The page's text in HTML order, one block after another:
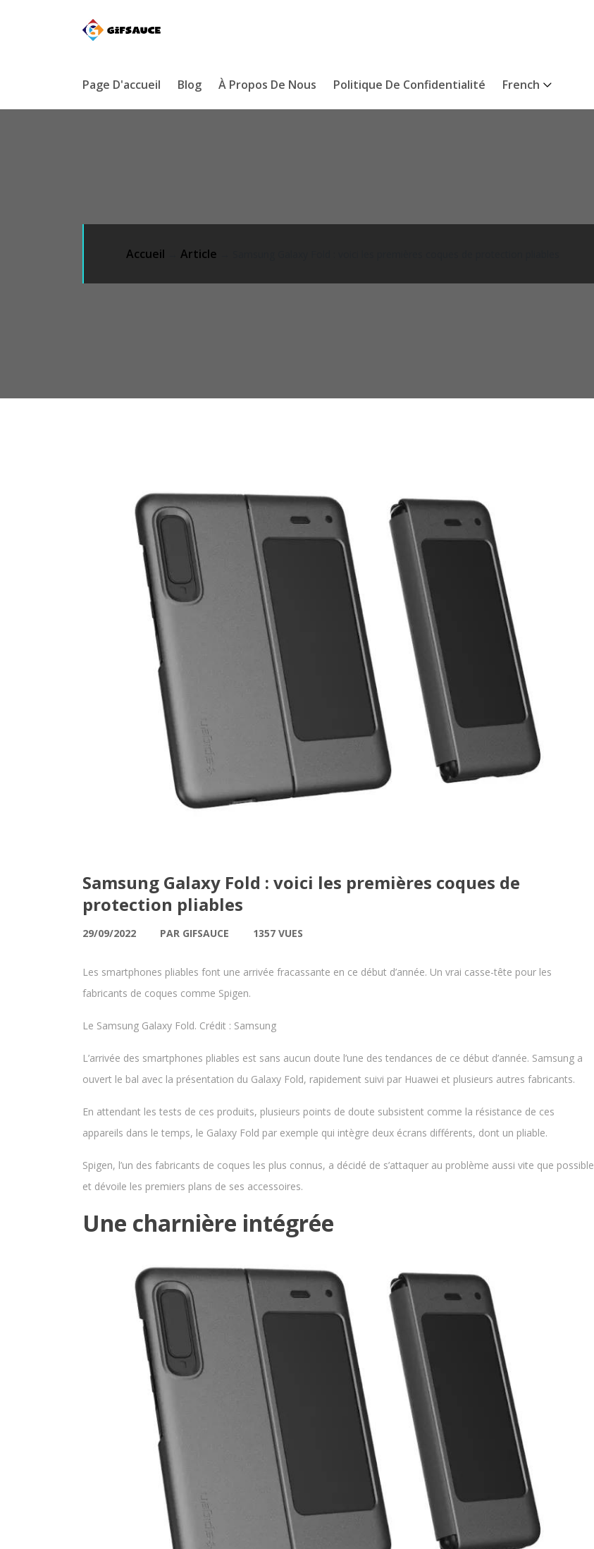
Page D'accueil Blog À Propos De Nous Politique De Confidentialité French
Accueil Article
Samsung Galaxy Fold : voici les premières coques de
protection pliables
29/09/2022 PAR GIFSAUCE 1357 VUES
Les smartphones pliables font une arrivée fracassante en ce début d’année. Un vrai casse-tête pour les
fabricants de coques comme Spigen.
Le Samsung Galaxy Fold. Crédit : Samsung
L’arrivée des smartphones pliables est sans aucun doute l’une des tendances de ce début d’année. Samsung a
ouvert le bal avec la présentation du Galaxy Fold, rapidement suivi par Huawei et plusieurs autres fabricants.
En attendant les tests de ces produits, plusieurs points de doute subsistent comme la résistance de ces
appareils dans le temps, le Galaxy Fold par exemple qui intègre deux écrans différents, dont un pliable.
Spigen, l’un des fabricants de coques les plus connus, a décidé de s’attaquer au problème aussi vite que possible
et dévoile les premiers plans de ses accessoires.
Une charnière intégrée